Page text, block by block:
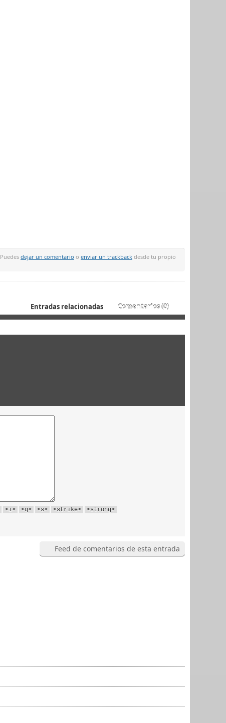
. Puedes dejar un comentario o enviar un trackback desde tu propio
Comentarios (0)
Entradas relacionadas
<i> <q> <s> <strike> <strong>
Feed de comentarios de esta entrada